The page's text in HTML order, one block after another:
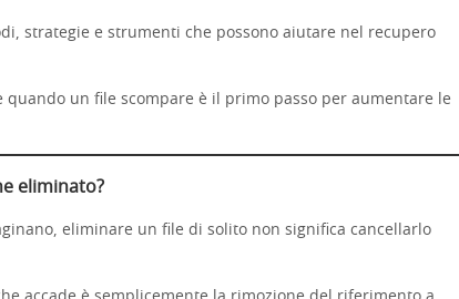
strategie e strumenti che possono aiutare nel recupero
quando un file scompare è il primo passo per aumentare le
eliminato?
eliminare un file di solito non significa cancellarlo